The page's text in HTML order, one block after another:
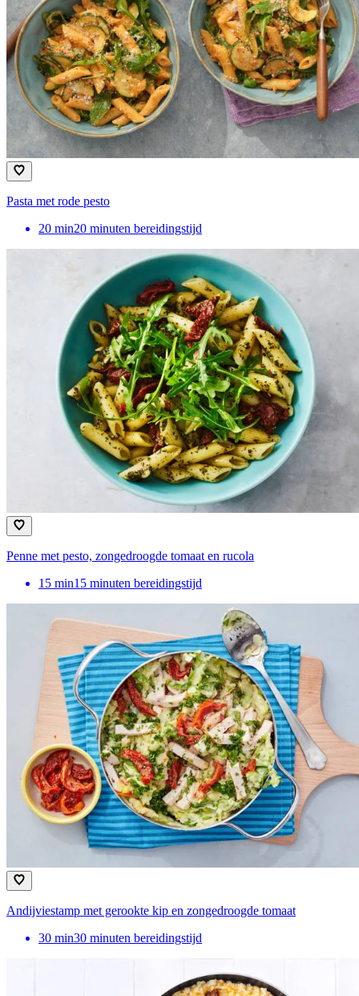
Pasta met rode pesto
20 min20 minuten bereidingstijd
Penne met pesto, zongedroogde tomaat en rucola
15 min15 minuten bereidingstijd
Andijviestamp met gerookte kip en zongedroogde tomaat
30 min30 minuten bereidingstijd